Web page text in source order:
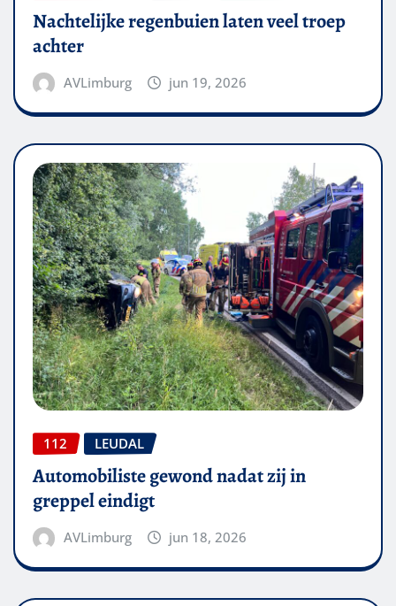
Nachtelijke regenbuien laten veel troep
achter
AVLimburg jun 19, 2026
112 LEUDAL
Automobiliste gewond nadat zij in
greppel eindigt
AVLimburg jun 18, 2026